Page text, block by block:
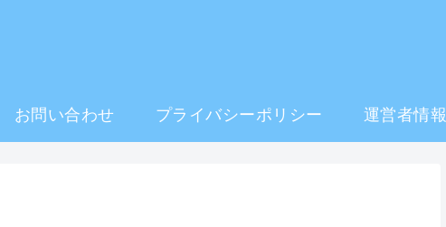
お問い合わせ プライバシーポリシー 運営者情報